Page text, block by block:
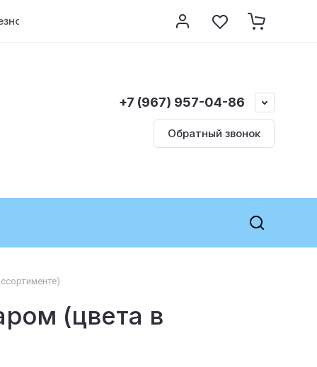
знать Регистрация
+7 (967) 957-04-86
Обратный звонок
(цвета в